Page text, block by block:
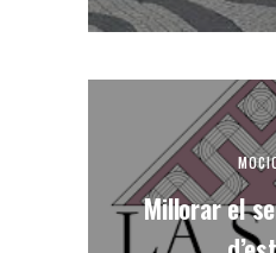
Millorar el